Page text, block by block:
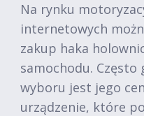
Na rynku
internetowych
zakup haka
samochodu.
wyboru jest jego
urządzenie, które